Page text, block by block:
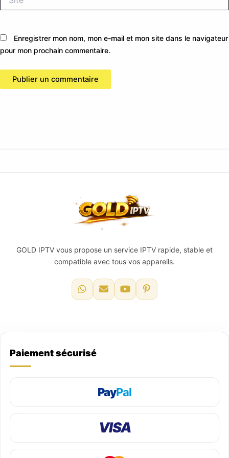
Enregistrer mon nom, mon e-mail et mon site dans le navigateur
pour mon prochain commentaire.
GOLD IPTV vous propose un service IPTV rapide, stable et
compatible avec tous vos appareils.
Paiement sécurisé
PayPal
VISA